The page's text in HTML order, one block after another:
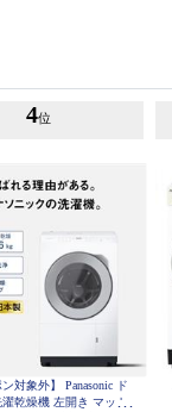
4位
ン対象外】 Panasonic ド
乾燥機 左開き マット